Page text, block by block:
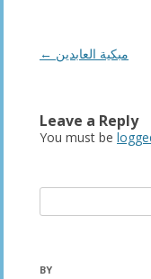
Post
← مبكية العابدين
Leave a Reply
You must be
for:
BY